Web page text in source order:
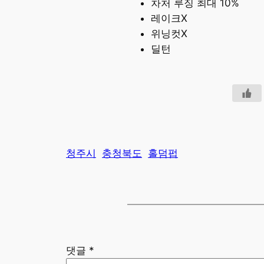
차처 루징 최대 10%
레이크X
위닝컷X
딜턴
청주시 충청북도 홀덤펍
댓글 *